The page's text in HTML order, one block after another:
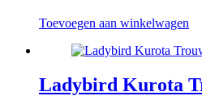
Toevoegen aan winkelwagen
Ladybird Kurota